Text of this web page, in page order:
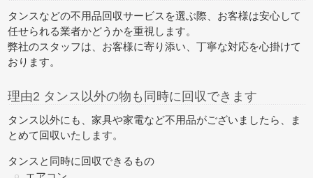
タンスなどの不用品回収サービスを選ぶ際、お客様は安心して
任せられる業者かどうかを重視します。
弊社のスタッフは、お客様に寄り添い、丁寧な対応を心掛けて
おります。
理由2 タンス以外の物も同時に回収できます
タンス以外にも、家具や家電など不用品がございましたら、
ま
とめて回収いたします。
タンスと同時に回収できるもの